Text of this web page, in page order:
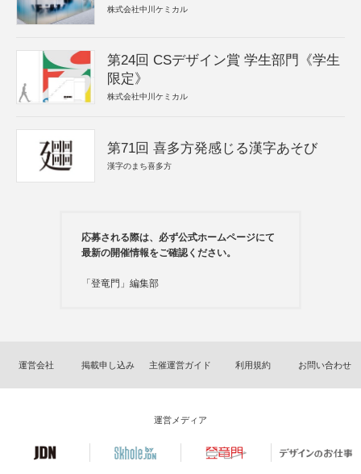
株式会社中川ケミカル
第24回 CSデザイン賞 学生部門《学生
限定》
株式会社中川ケミカル
第71回 喜多方発感じる漢字あそび
漢字のまち喜多方
応募される際は、必ず公式ホームページにて
最新の開催情報をご確認ください。
「登竜門」編集部
運営会社 掲載申し込み 主催運営ガイド 利用規約 お問い合わせ
運営メディア